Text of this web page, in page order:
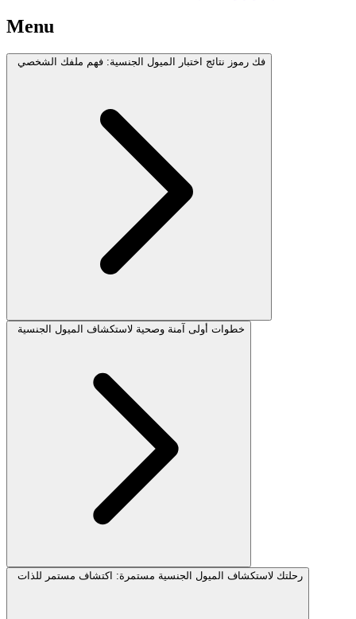
Menu
فك رموز نتائج اختبار الميول الجنسية: فهم ملفك الشخصي
خطوات أولى آمنة وصحية لاستكشاف الميول الجنسية
رحلتك لاستكشاف الميول الجنسية مستمرة: اكتشاف مستمر للذات